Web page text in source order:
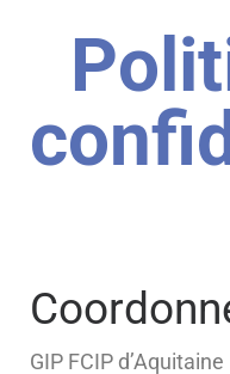
GIP FCIP d’Aquitaine